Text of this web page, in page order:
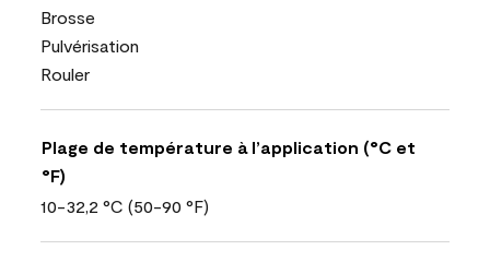
Brosse
Pulvérisation
Rouler
Plage de température à l’application (°C et
°F)
10-32,2 °C (50-90 °F)